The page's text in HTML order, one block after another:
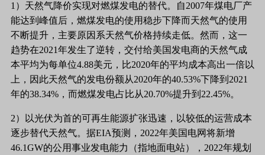
1）天然气降价实现对燃煤发电的替代。自2007年煤电厂产
能达到峰值后，燃煤发电的使用稳步下降而天然气的使用
不断提升，主要原因系天然气价格持续走低。然而，这一
趋势在2021年发生了逆转，交付给美国发电商的天然气成
本平均为每单位4.88美元，比2020年的平均成本高出一倍以
上，因此天然气的发电份额从2020年的40.53%下降到2021
年的38.34%，而燃煤发电占比从20.70%提升到22.45%。
2）以光伏为首的可再生能源扩张迅速，以较低的运营成本
逐步替代天然气。据EIA预测，2022年美国电网将新增
46.1GW的公用事业发电能力（指地面电站），2022年规划